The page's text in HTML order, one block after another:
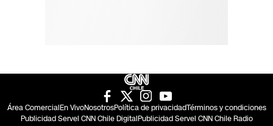
Área ComercialEn VivoNosotrosPolítica de privacidadTérminos y condiciones
Publicidad Servel CNN Chile DigitalPublicidad Servel CNN Chile Radio